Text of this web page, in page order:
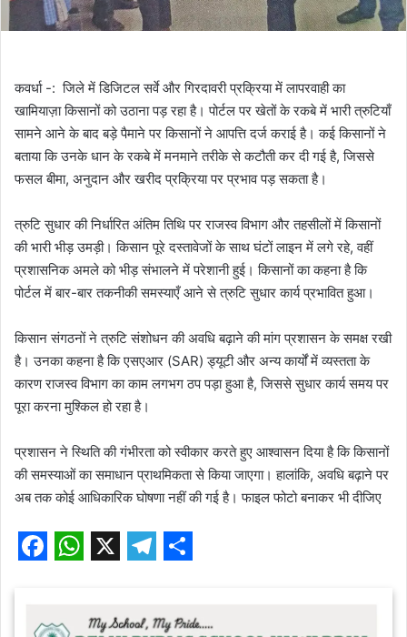
कवर्धा -: जिले में डिजिटल सर्वे और गिरदावरी प्रक्रिया में लापरवाही का
खामियाज़ा किसानों को उठाना पड़ रहा है। पोर्टल पर खेतों के रकबे में भारी त्रुटियाँ
सामने आने के बाद बड़े पैमाने पर किसानों ने आपत्ति दर्ज कराई है। कई किसानों ने
बताया कि उनके धान के रकबे में मनमाने तरीके से कटौती कर दी गई है, जिससे
फसल बीमा, अनुदान और खरीद प्रक्रिया पर प्रभाव पड़ सकता है।
त्रुटि सुधार की निर्धारित अंतिम तिथि पर राजस्व विभाग और तहसीलों में किसानों
की भारी भीड़ उमड़ी। किसान पूरे दस्तावेजों के साथ घंटों लाइन में लगे रहे, वहीं
प्रशासनिक अमले को भीड़ संभालने में परेशानी हुई। किसानों का कहना है कि
पोर्टल में बार-बार तकनीकी समस्याएँ आने से त्रुटि सुधार कार्य प्रभावित हुआ।
किसान संगठनों ने त्रुटि संशोधन की अवधि बढ़ाने की मांग प्रशासन के समक्ष रखी
है। उनका कहना है कि एसएआर (SAR) ड्यूटी और अन्य कार्यों में व्यस्तता के
कारण राजस्व विभाग का काम लगभग ठप पड़ा हुआ है, जिससे सुधार कार्य समय पर
पूरा करना मुश्किल हो रहा है।
प्रशासन ने स्थिति की गंभीरता को स्वीकार करते हुए आश्वासन दिया है कि किसानों
की समस्याओं का समाधान प्राथमिकता से किया जाएगा। हालांकि, अवधि बढ़ाने पर
अब तक कोई आधिकारिक घोषणा नहीं की गई है। फाइल फोटो बनाकर भी दीजिए